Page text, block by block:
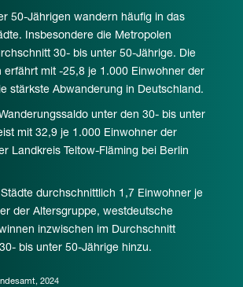
50-Jährigen wandern häufig in das
Insbesondere die Metropolen
30- bis unter 50-Jährige. Die
erfährt mit -25,8 je 1.000 Einwohner der
stärkste Abwanderung in Deutschland.
unter den 30- bis unter
mit 32,9 je 1.000 Einwohner der
Landkreis Teltow-Fläming bei Berlin
durchschnittlich 1,7 Einwohner je
der Altersgruppe, westdeutsche
inzwischen im Durchschnitt
bis unter 50-Jährige hinzu.
2024